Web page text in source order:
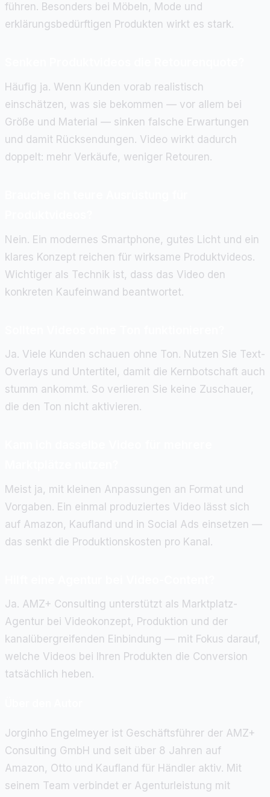
führen. Besonders bei Möbeln, Mode und
erklärungsbedürftigen Produkten wirkt es stark.
Häufig ja. Wenn Kunden vorab realistisch
einschätzen, was sie bekommen — vor allem bei
Größe und Material — sinken falsche Erwartungen
und damit Rücksendungen. Video wirkt dadurch
doppelt: mehr Verkäufe, weniger Retouren.
Nein. Ein modernes Smartphone, gutes Licht und ein
klares Konzept reichen für wirksame Produktvideos.
Wichtiger als Technik ist, dass das Video den
konkreten Kaufeinwand beantwortet.
Ja. Viele Kunden schauen ohne Ton. Nutzen Sie Text-
Overlays und Untertitel, damit die Kernbotschaft auch
stumm ankommt. So verlieren Sie keine Zuschauer,
die den Ton nicht aktivieren.
Meist ja, mit kleinen Anpassungen an Format und
Vorgaben. Ein einmal produziertes Video lässt sich
auf Amazon, Kaufland und in Social Ads einsetzen —
das senkt die Produktionskosten pro Kanal.
Ja. AMZ+ Consulting unterstützt als Marktplatz-
Agentur bei Videokonzept, Produktion und der
kanalübergreifenden Einbindung — mit Fokus darauf,
welche Videos bei Ihren Produkten die Conversion
tatsächlich heben.
Jorginho Engelmeyer ist Geschäftsführer der AMZ+
Consulting GmbH und seit über 8 Jahren auf
Amazon, Otto und Kaufland für Händler aktiv. Mit
seinem Team verbindet er Agenturleistung mit